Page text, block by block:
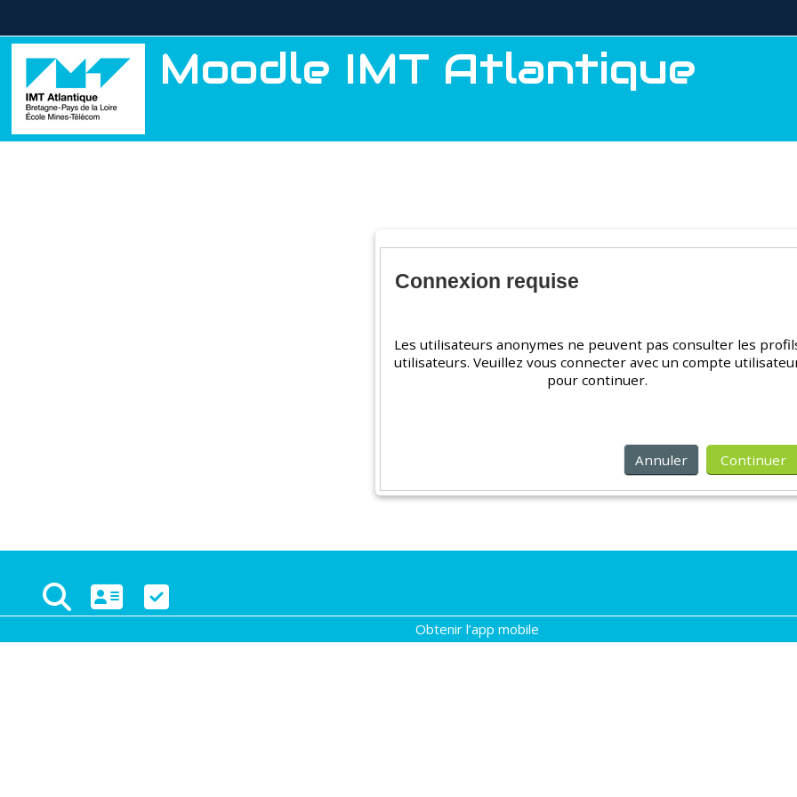
Moodle IMT Atlantique
Connexion requise
Les utilisateurs anonymes ne peuvent pas consulter les
utilisateurs. Veuillez vous connecter avec un compte
pour continuer.
Annuler Continuer
Obtenir l’app mobile